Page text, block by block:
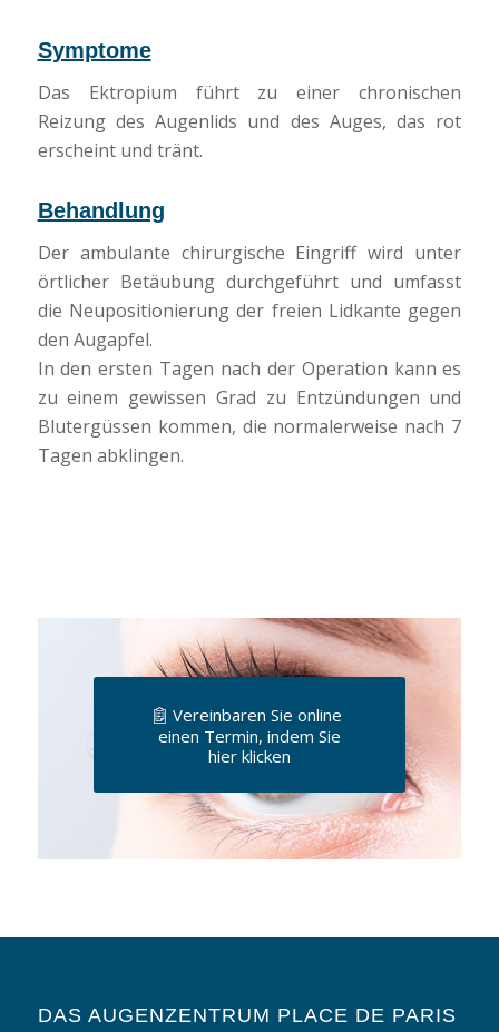
Symptome
Das Ektropium führt zu einer chronischen
Reizung des Augenlids und des Auges, das rot
erscheint und tränt.
Behandlung
Der ambulante chirurgische Eingriff wird unter
örtlicher Betäubung durchgeführt und umfasst
die Neupositionierung der freien Lidkante gegen
den Augapfel.
In den ersten Tagen nach der Operation kann es
zu einem gewissen Grad zu Entzündungen und
Blutergüssen kommen, die normalerweise nach 7
Tagen abklingen.
Vereinbaren Sie online
einen Termin, indem Sie
hier klicken
DAS AUGENZENTRUM PLACE DE PARIS